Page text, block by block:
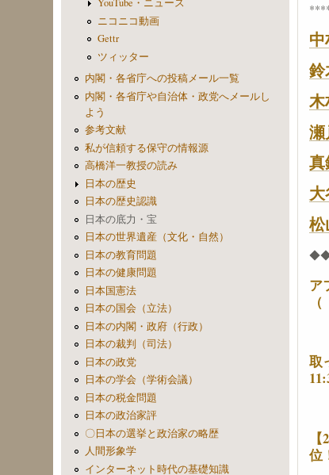
ア
取
位
YouTube・ニュース
ニコニコ動画
Gettr
ツィッター
内閣・各省庁への投稿メール一覧
内閣・各省庁や自治体・政党へメールし
よう
参考文献
私が信頼する保守の情報源
高橋洋一教授の読み
日本の歴史
日本の歴史認識
日本の底力・宝
日本の世界遺産（文化・自然）
日本の教育問題
日本の健康問題
日本国憲法
日本の国会（立法）
日本の内閣・政府（行政）
日本の裁判（司法）
日本の政党
日本の学会（学術会議）
日本の税金問題
日本の政治家評
〇日本の選挙と政治家の略歴
人間形象学
インターネット時代の基礎知識